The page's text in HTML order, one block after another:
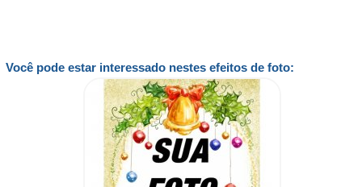
Você pode estar interessado nestes efeitos de foto: